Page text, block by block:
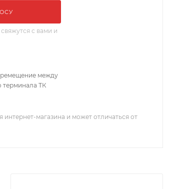
с вами и
между
терминала ТК
интернет-магазина и может отличаться от